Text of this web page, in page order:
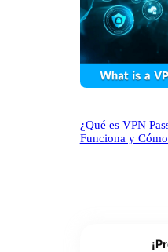
¿Qué es VPN
Funciona y